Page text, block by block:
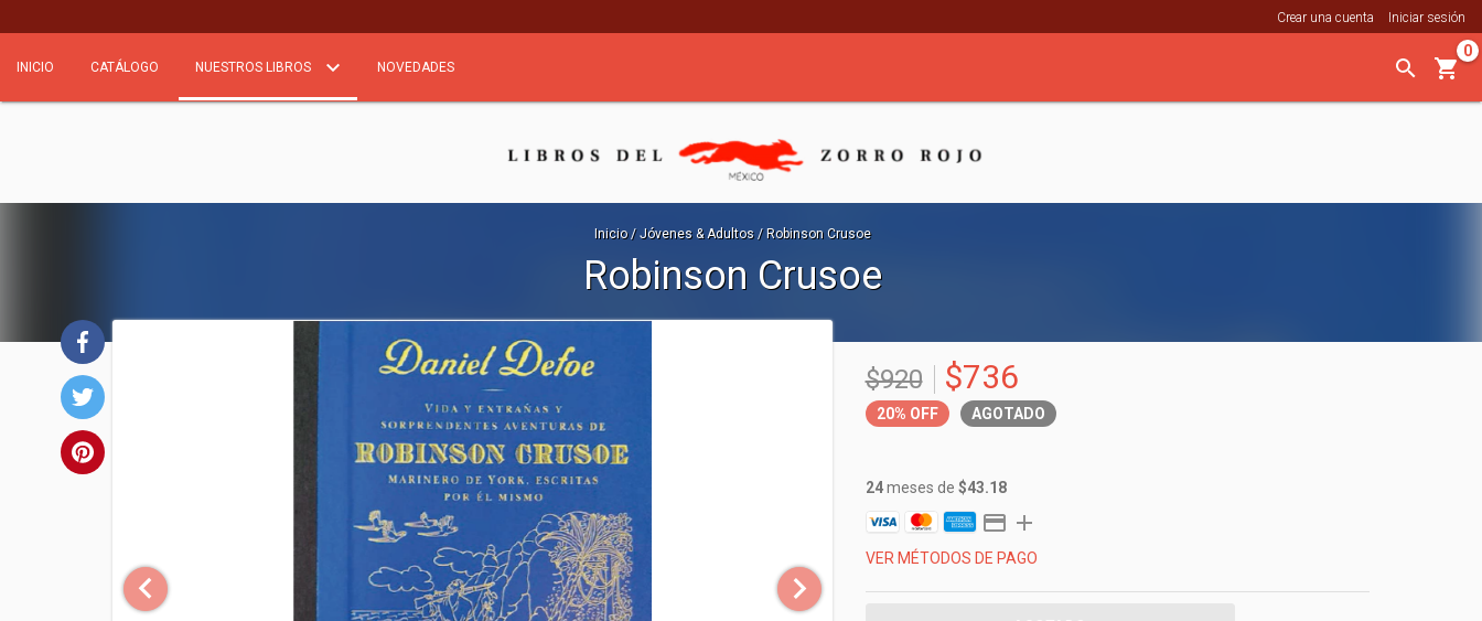
Crear una cuenta Iniciar sesión
INICIO CATÁLOGO NUESTROS LIBROS NOVEDADES
0
Inicio / Jóvenes & Adultos / Robinson Crusoe
Robinson Crusoe
$920 $736
20% OFF AGOTADO
24meses de $43.18
VER MÉTODOS DE PAGO